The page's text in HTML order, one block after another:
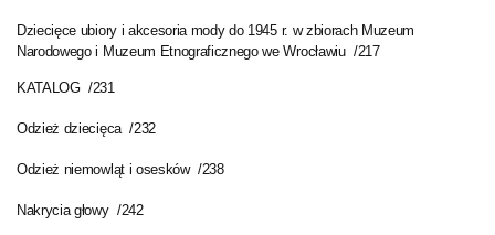
Dziecięce ubiory i akcesoria mody do 1945 r. w zbiorach Muzeum
Narodowego i Muzeum Etnograficznego we Wrocławiu /217
KATALOG /231
Odzież dziecięca /232
Odzież niemowląt i osesków /238
Nakrycia głowy /242